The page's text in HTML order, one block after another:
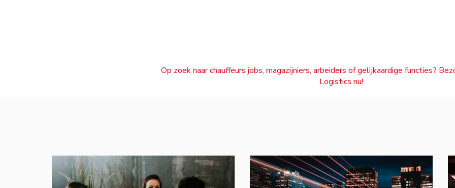
Op zoek naar chauffeurs jobs, magazijniers, arbeiders of gelijkaardige functies?
Logistics nu!